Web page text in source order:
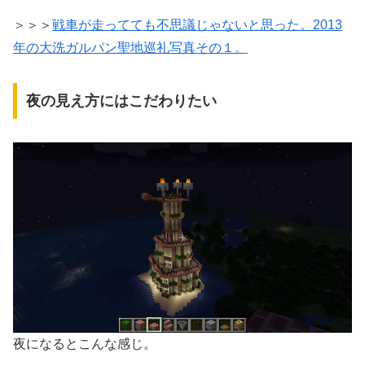
＞＞＞ 戦車が走ってても不思議じゃないと思った。2013
年の大洗ガルパン聖地巡礼写真その１。
夜の見え方にはこだわりたい
夜になるとこんな感じ。